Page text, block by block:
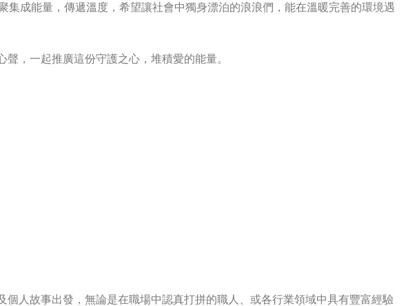
集成能量，傳遞溫度，希望讓社會中獨身漂泊的浪浪們，能在溫暖完善的環境遇
，一起推廣這份守護之心，堆積愛的能量。
人故事出發，無論是在職場中認真打拼的職人、或各行業領域中具有豐富經驗